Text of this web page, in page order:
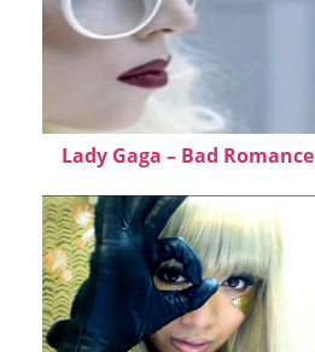
Lady Gaga – Bad Romance